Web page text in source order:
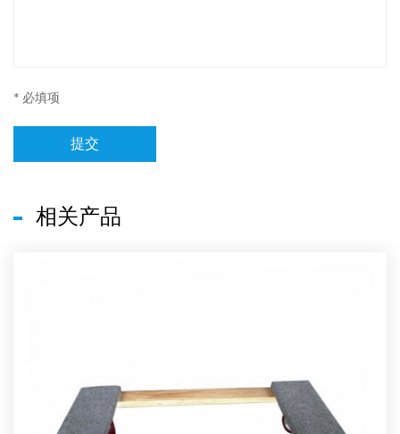
* 必填项
提交
相关产品